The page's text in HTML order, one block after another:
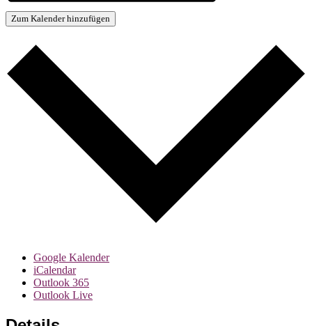
Zum Kalender hinzufügen
Google Kalender
iCalendar
Outlook 365
Outlook Live